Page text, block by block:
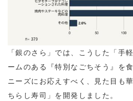
「銀のさら」では、こうした「手
ームのある『特別なごちそう』を
ニーズにお応えすべく、見た目も
ちらし寿司」を開発しました。